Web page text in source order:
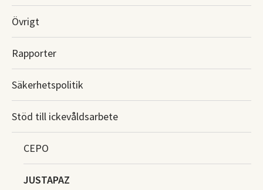
Övrigt
Rapporter
Säkerhetspolitik
Stöd till ickevåldsarbete
CEPO
JUSTAPAZ